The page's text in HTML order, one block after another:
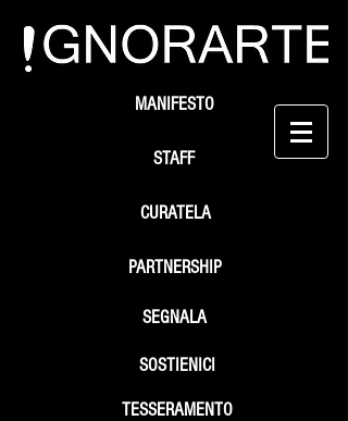
STAFF
SEGNALA
SOSTIENICI
MANIFESTO
PARTNERSHIP
TESSERAMENTO
CURATELA